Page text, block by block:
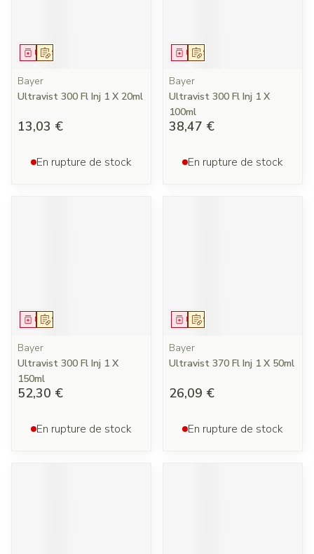
Sur prescription
Médicament
Bayer
Ultravist 300 Fl Inj 1 X 20ml
13,03 €
En rupture de stock
Sur prescription
Médicament
Bayer
Ultravist 300 Fl Inj 1 X
100ml
38,47 €
En rupture de stock
Sur prescription
Médicament
Bayer
Ultravist 300 Fl Inj 1 X
150ml
52,30 €
En rupture de stock
Sur prescription
Médicament
Bayer
Ultravist 370 Fl Inj 1 X 50ml
26,09 €
En rupture de stock